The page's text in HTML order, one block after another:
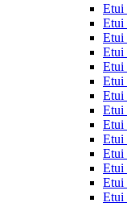
Etui
Etui
Etui
Etui
Etui
Etui
Etui
Etui
Etui
Etui
Etui
Etui
Etui
Etui